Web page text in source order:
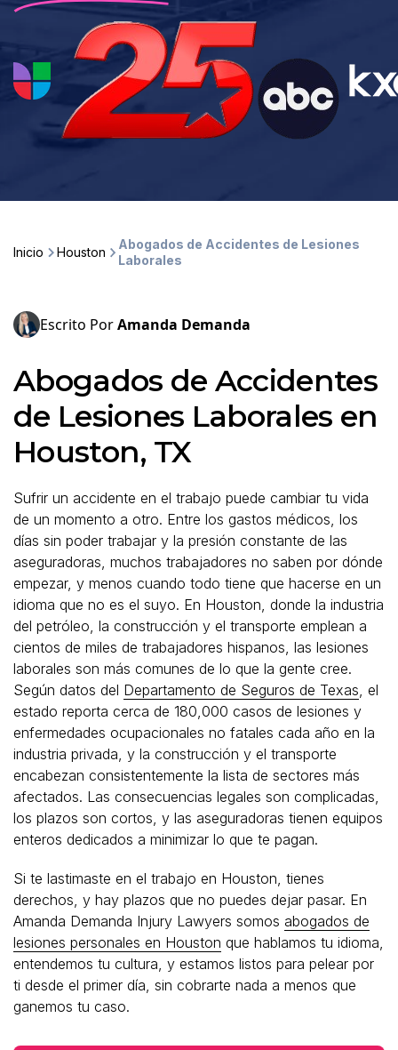
Inicio Houston
Abogados de Accidentes de Lesiones
Laborales
Escrito PorAmanda Demanda
Abogados de Accidentes
de Lesiones Laborales en
Houston, TX
Sufrir un accidente en el trabajo puede cambiar tu vida
de un momento a otro. Entre los gastos médicos, los
días sin poder trabajar y la presión constante de las
aseguradoras, muchos trabajadores no saben por dónde
empezar, y menos cuando todo tiene que hacerse en un
idioma que no es el suyo. En Houston, donde la industria
del petróleo, la construcción y el transporte emplean a
cientos de miles de trabajadores hispanos, las lesiones
laborales son más comunes de lo que la gente cree.
Según datos del Departamento de Seguros de Texas , el
estado reporta cerca de 180,000 casos de lesiones y
enfermedades ocupacionales no fatales cada año en la
industria privada, y la construcción y el transporte
encabezan consistentemente la lista de sectores más
afectados. Las consecuencias legales son complicadas,
los plazos son cortos, y las aseguradoras tienen equipos
enteros dedicados a minimizar lo que te pagan.
Si te lastimaste en el trabajo en Houston, tienes
derechos, y hay plazos que no puedes dejar pasar. En
Amanda Demanda Injury Lawyers somos abogados de
lesiones personales en Houston que hablamos tu idioma,
entendemos tu cultura, y estamos listos para pelear por
ti desde el primer día, sin cobrarte nada a menos que
ganemos tu caso.